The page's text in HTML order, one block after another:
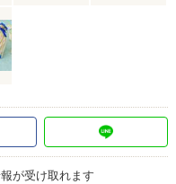
が受け取れます